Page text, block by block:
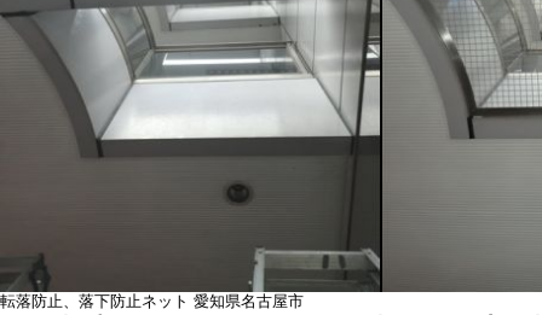
転落防止、落下防止ネット 愛知県名古屋市